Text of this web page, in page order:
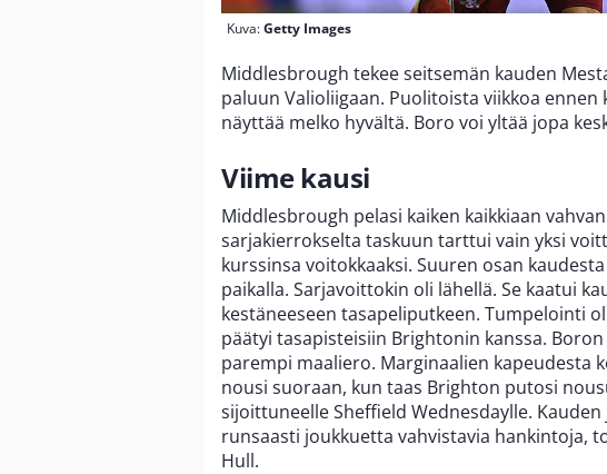
Kuva:Getty Images
Middlesbrough tekee seitsemän kauden
paluun Valioliigaan. Puolitoista viikkoa
näyttää melko hyvältä. Boro voi yltää jopa
Viime kausi
Middlesbrough pelasi kaiken kaikkiaan
sarjakierrokselta taskuun tarttui vain yksi
kurssinsa voitokkaaksi. Suuren osan
paikalla. Sarjavoittokin oli lähellä. Se kaatui
kestäneeseen tasapeliputkeen. Tumpelointi
päätyi tasapisteisiin Brightonin kanssa.
parempi maaliero. Marginaalien kapeudesta
nousi suoraan, kun taas Brighton putosi
sijoittuneelle Sheffield Wednesdaylle.
runsaasti joukkuetta vahvistavia hankintoja,
Hull.